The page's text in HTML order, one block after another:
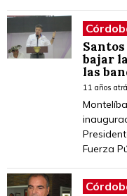
bajar
las
11 años
Fuerza